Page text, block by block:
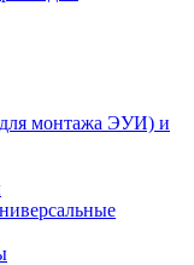
для монтажа ЭУИ) и